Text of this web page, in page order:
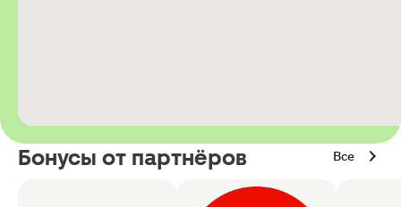
Бонусы от партнёров Все